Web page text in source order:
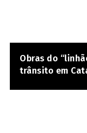
Obras do
trânsito em